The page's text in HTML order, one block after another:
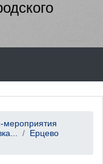
мероприятия
Ерцево